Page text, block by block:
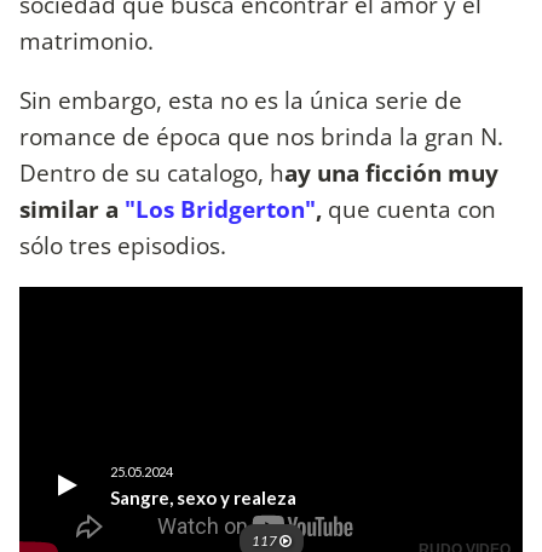
matrimonio.
Sin embargo, esta no es la única serie de
romance de época que nos brinda la gran N.
Dentro de su catalogo, hay una ficción muy
similar a "Los Bridgerton", que cuenta con
sólo tres episodios.